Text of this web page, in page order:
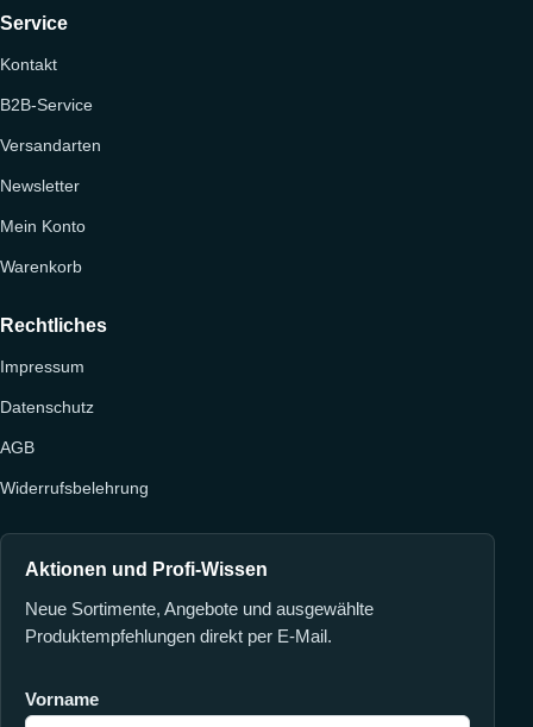
Service
Kontakt
B2B-Service
Versandarten
Newsletter
Mein Konto
Warenkorb
Rechtliches
Impressum
Datenschutz
AGB
Widerrufsbelehrung
Aktionen und Profi-Wissen
Neue Sortimente, Angebote und ausgewählte
Produktempfehlungen direkt per E-Mail.
Vorname